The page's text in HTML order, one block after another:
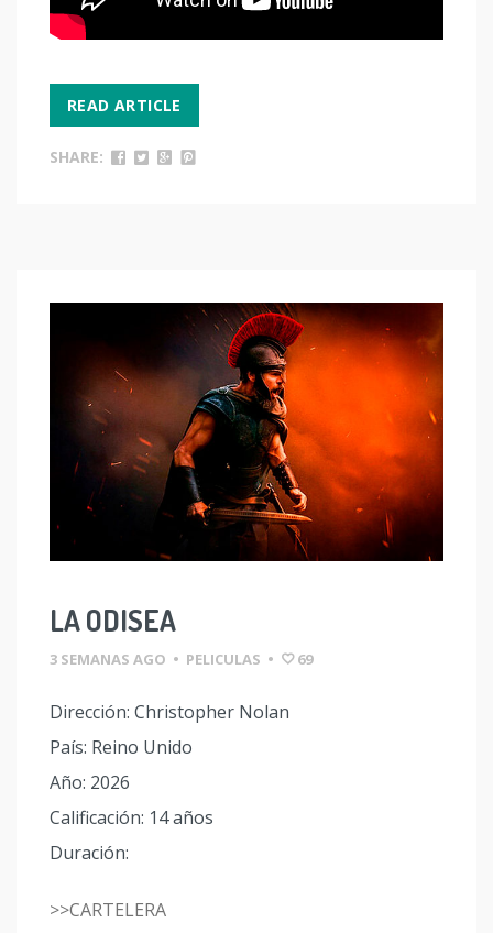
READ ARTICLE
SHARE:
LA ODISEA
3 SEMANAS AGO • PELICULAS • 69
Dirección: Christopher Nolan
País: Reino Unido
Año: 2026
Calificación: 14 años
Duración:
>>CARTELERA